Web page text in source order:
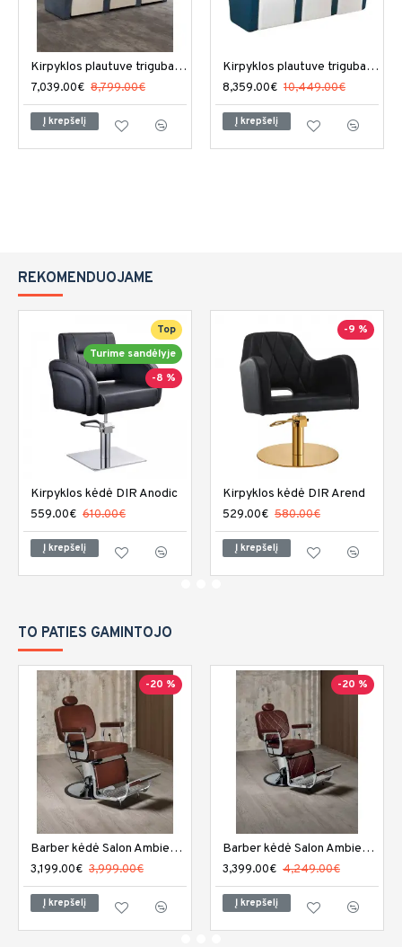
Kirpyklos plautuve triguba Salon Ambience Luxury
7,039.00€ 8,799.00€
Į krepšelį
Kirpyklos plautuve triguba Salon Ambience Sublime
8,359.00€ 10,449.00€
Į krepšelį
REKOMENDUOJAME
Top
Turime sandėlyje
-8 %
Kirpyklos kėdė DIR Anodic
559.00€ 610.00€
Į krepšelį
-9 %
Kirpyklos kėdė DIR Arend
529.00€ 580.00€
Į krepšelį
TO PATIES GAMINTOJO
-20 %
Barber kėdė Salon Ambience Elite
3,199.00€ 3,999.00€
Į krepšelį
-20 %
Barber kėdė Salon Ambience Elite plius
3,399.00€ 4,249.00€
Į krepšelį